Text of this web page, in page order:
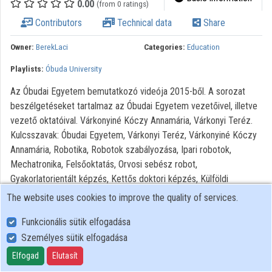
Contributors
0.00 (from 0 ratings)
Contributors Technical data Share
Owner: BerekLaci Categories: Education
Playlists: Óbuda University
Az Óbudai Egyetem bemutatkozó videója 2015-ből. A sorozat
beszélgetéseket tartalmaz az Óbudai Egyetem vezetőivel, illetve
vezető oktatóival. Várkonyiné Kóczy Annamária, Várkonyi Teréz.
Kulcsszavak: Óbudai Egyetem, Várkonyi Teréz, Várkonyiné Kóczy
Annamária, Robotika, Robotok szabályozása, Ipari robotok,
Mechatronika, Felsőoktatás, Orvosi sebész robot,
Gyakorlatorientált képzés, Kettős doktori képzés, Külföldi
tapasztalat, Bánki Donát Gépész és Biztonságtechnikai Mérnöki
User Policy
Adatkezelési tájékoztató (en)
Cookie Policy
The website uses cookies to improve the quality of services.
Funkcionális sütik elfogadása
Személyes sütik elfogadása
Elfogad Elutasít